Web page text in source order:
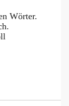
Wörter.